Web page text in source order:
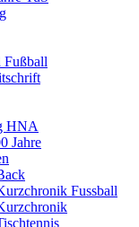
Fußball
HNA
Jahre
Fussball